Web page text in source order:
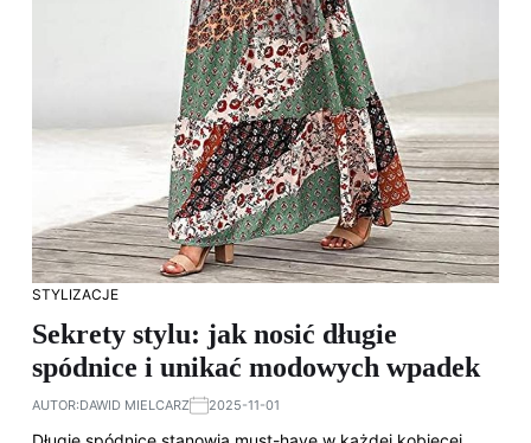
STYLIZACJE
Sekrety stylu: jak nosić długie
spódnice i unikać modowych wpadek
AUTOR:DAWID MIELCARZ 2025-11-01